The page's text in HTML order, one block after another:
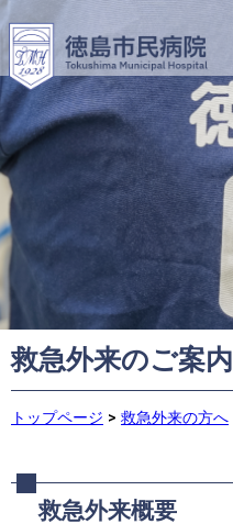
救急外来のご案内
トップページ > 救急外来の方へ
救急外来概要